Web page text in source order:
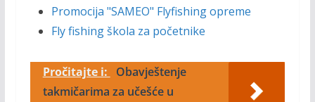
Promocija "SAMEO" Flyfishing opreme
Fly fishing škola za početnike
Pročitajte i:
Obavještenje
takmičarima za učešće u